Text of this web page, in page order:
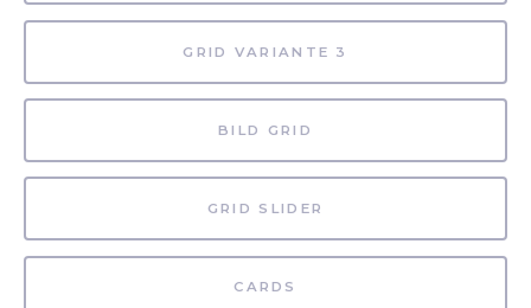
GRID VARIANTE 3
BILD GRID
GRID SLIDER
CARDS